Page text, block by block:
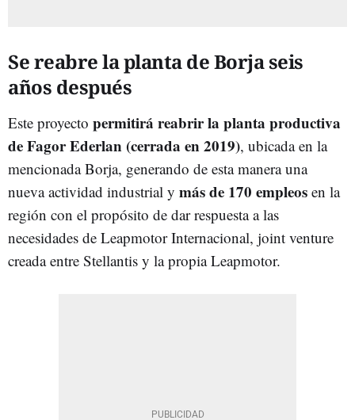
Se reabre la planta de Borja seis
años después
Este proyecto permitirá reabrir la planta productiva
de Fagor Ederlan (cerrada en 2019), ubicada en la
mencionada Borja, generando de esta manera una
nueva actividad industrial y más de 170 empleos en la
región con el propósito de dar respuesta a las
necesidades de Leapmotor Internacional, joint venture
creada entre Stellantis y la propia Leapmotor.